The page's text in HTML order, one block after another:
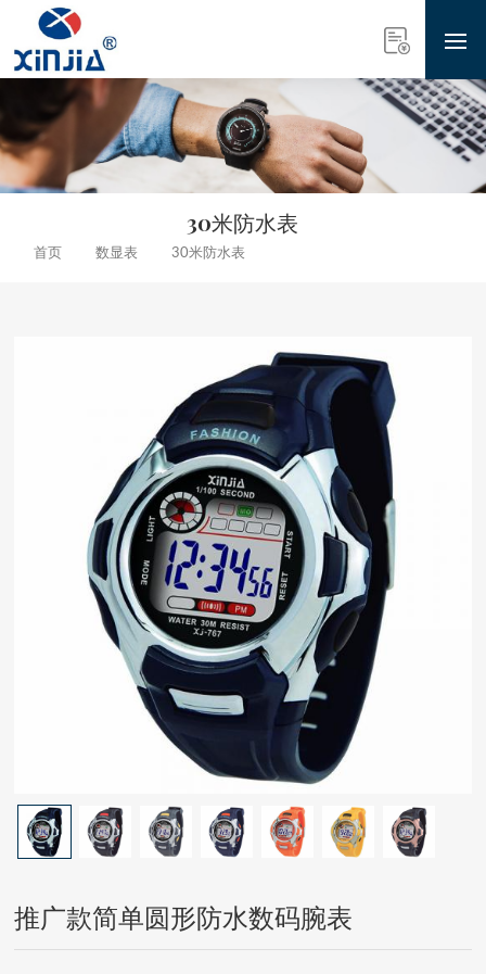
30米防水表
首页 数显表 30米防水表
推广款简单圆形防水数码腕表